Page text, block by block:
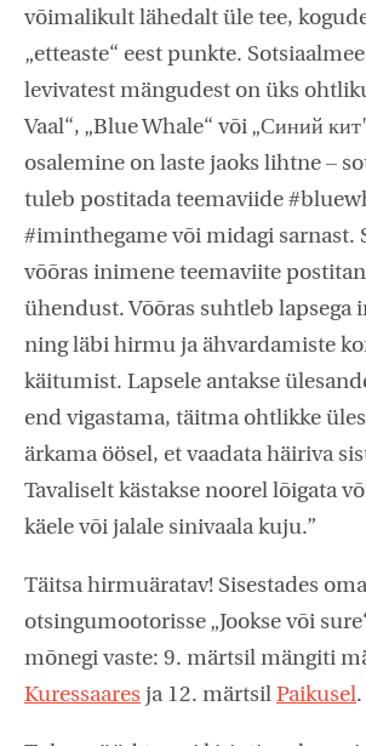
võimalikult lähedalt üle tee,
„etteaste“ eest punkte.
levivatest mängudest on üks
Vaal“, „Blue Whale“ või „Синий
osalemine on laste jaoks lihtne –
tuleb postitada teemaviide
#iminthegame või midagi sarnast.
võõras inimene teemaviite
ühendust. Võõras suhtleb lapsega
ning läbi hirmu ja ähvardamiste
käitumist. Lapsele antakse
end vigastama, täitma ohtlikke
ärkama öösel, et vaadata häiriva
Tavaliselt kästakse noorel lõigata
käele või jalale sinivaala kuju.”
Täitsa hirmuäratav! Sisestades
otsingumootorisse „Jookse või
mõnegi vaste: 9. märtsil mängiti
Kuressaares ja 12. märtsil Paikusel.